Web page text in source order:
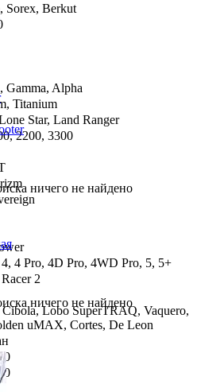
Berkut
Gamma, Alpha
Titanium
Star, Land Ranger
2200, 3300
4 Pro, 4D Pro, 4WD Pro, 5, 5+
2
Cibola, Lobo SuperTRAQ, Vaquero,
uMAX, Cortes, De Leon
ничего не найдено
ничего не найдено